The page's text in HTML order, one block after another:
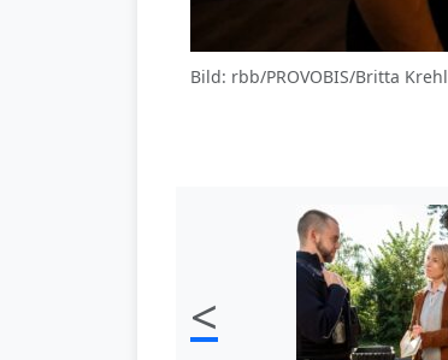
Bild: rbb/PROVOBIS/Britta Krehl
<